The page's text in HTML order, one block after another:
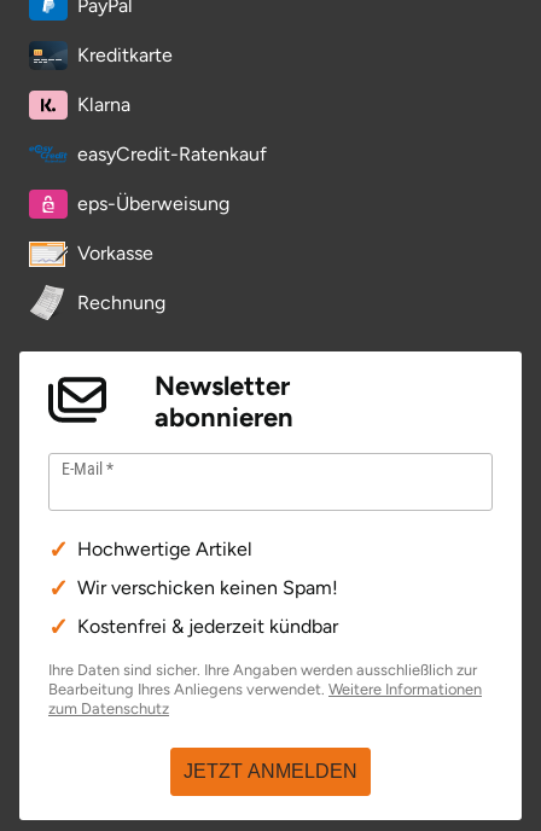
PayPal
Kreditkarte
Klarna
easyCredit-Ratenkauf
eps-Überweisung
Vorkasse
Rechnung
Newsletter
abonnieren
E-Mail
Hochwertige Artikel
Wir verschicken keinen Spam!
Kostenfrei & jederzeit kündbar
Ihre Daten sind sicher. Ihre Angaben werden ausschließlich zur
Bearbeitung Ihres Anliegens verwendet. Weitere Informationen
zum Datenschutzöffnet in neuem Fenster
JETZT ANMELDEN